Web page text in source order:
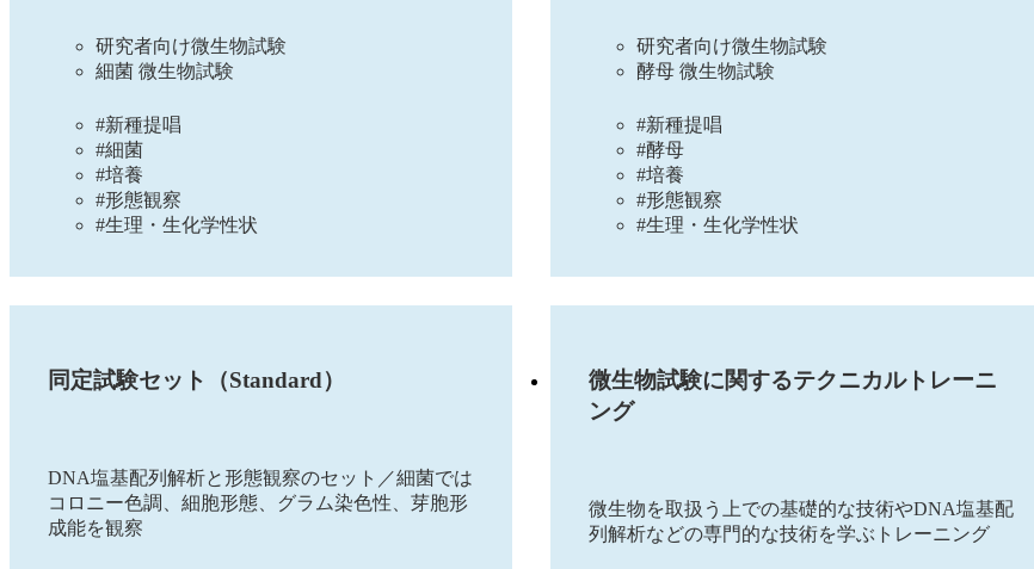
研究者向け微生物試験
細菌 微生物試験
#新種提唱
#細菌
#培養
#形態観察
#生理・生化学性状
研究者向け微生物試験
酵母 微生物試験
#新種提唱
#酵母
#培養
#形態観察
#生理・生化学性状
同定試験セット（Standard）
DNA塩基配列解析と形態観察のセット／細菌では
コロニー色調、細胞形態、グラム染色性、芽胞形
成能を観察
微生物試験に関するテクニカルトレーニ
ング
微生物を取扱う上での基礎的な技術やDNA塩基配
列解析などの専門的な技術を学ぶトレーニング